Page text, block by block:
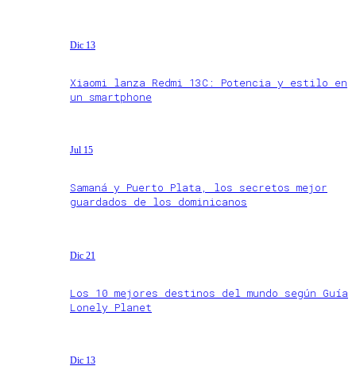
Dic 13
Xiaomi lanza Redmi 13C: Potencia y estilo en
un smartphone
Jul 15
Samaná y Puerto Plata, los secretos mejor
guardados de los dominicanos
Dic 21
Los 10 mejores destinos del mundo según Guía
Lonely Planet
Dic 13